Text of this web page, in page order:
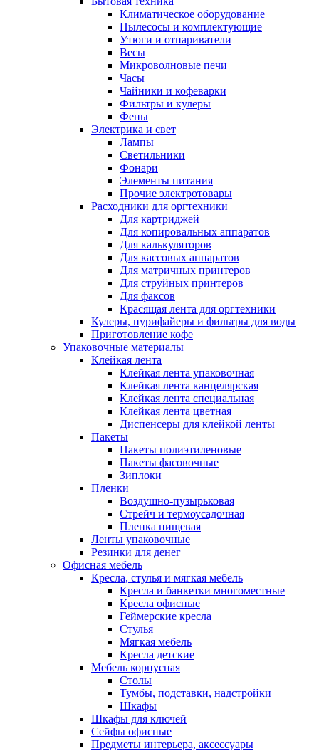
Климатическое оборудование
Пылесосы и комплектующие
Утюги и отпариватели
Весы
Микроволновые печи
Часы
Чайники и кофеварки
Фильтры и кулеры
Фены
Электрика и свет
Лампы
Светильники
Фонари
Элементы питания
Прочие электротовары
Расходники для оргтехники
Для картриджей
Для копировальных аппаратов
Для калькуляторов
Для кассовых аппаратов
Для матричных принтеров
Для струйных принтеров
Для факсов
Красящая лента для оргтехники
Кулеры, пурифайеры и фильтры для воды
Приготовление кофе
Упаковочные материалы
Клейкая лента
Клейкая лента упаковочная
Клейкая лента канцелярская
Клейкая лента специальная
Клейкая лента цветная
Диспенсеры для клейкой ленты
Пакеты
Пакеты полиэтиленовые
Пакеты фасовочные
Зиплоки
Пленки
Воздушно-пузырьковая
Стрейч и термоусадочная
Пленка пищевая
Ленты упаковочные
Резинки для денег
Офисная мебель
Кресла, стулья и мягкая мебель
Кресла и банкетки многоместные
Кресла офисные
Геймерские кресла
Стулья
Мягкая мебель
Кресла детские
Мебель корпусная
Столы
Тумбы, подставки, надстройки
Шкафы
Шкафы для ключей
Сейфы офисные
Предметы интерьера, аксессуары